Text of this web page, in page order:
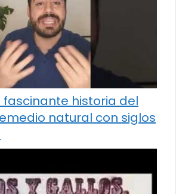
fascinante historia del
natural con siglos